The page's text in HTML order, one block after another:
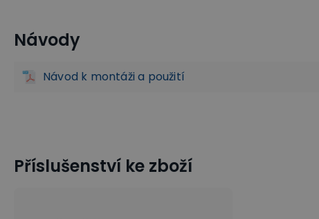
Regály na profilový a deskový materiál
Návody
Návod k montáži a použití
Příslušenství ke zboží